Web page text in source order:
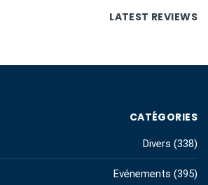
LATEST REVIEWS
CATÉGORIES
Divers (338)
Evénements (395)